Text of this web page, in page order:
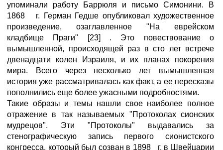
упоминали работу Баррюля и письмо Симонини. В
1868 г. Герман Гедше опубликовал художественное
произведение, озаглавленное "На еврейском
кладбище Праги" [23] . Это повествование о
вымышленной, происходящей раз в сто лет встрече
двенадцати колен Израиля, и их планах покорения
мира. Всего через несколько лет вымышленная
история уже рассматривалась как факт, а ее пересказы
пополнились еще более ужасными подробностями.
Такие образы и темы нашли свое наиболее полное
отражение в так называемых "Протоколах сионских
мудрецов". Эти "Протоколы" выдавались за
стенографическую запись первого сионистского
конгресса, который был созван в 1898 г. в Швейцарии